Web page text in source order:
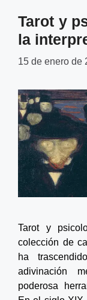
Tarot y
la
15 de enero de
Tarot y
colección de
ha
adivinación
poderosa